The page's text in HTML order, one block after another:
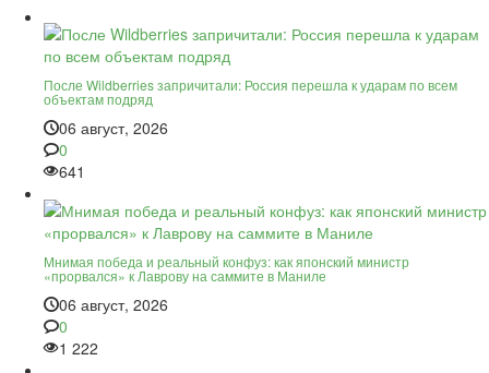
После Wildberries запричитали: Россия перешла к ударам по всем
объектам подряд
06 август, 2026
0
641
Мнимая победа и реальный конфуз: как японский министр
«прорвался» к Лаврову на саммите в Маниле
06 август, 2026
0
1 222